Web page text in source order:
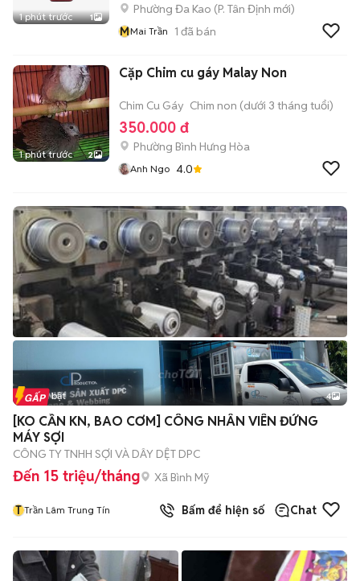
1 phút trước 1
Phường Đa Kao (P. Tân Định mới)
MMai Trần 1 đã bán
1 phút trước 2
Cặp Chim cu gáy Malay Non
Chim Cu Gáy Chim non (dưới 3 tháng tuổi)
350.000 đ
Phường Bình Hưng Hòa
Anh Ngo 4.0
Tin nổi bật 4
[KO CẦN KN, BAO CƠM] CÔNG NHÂN VIÊN ĐỨNG
MÁY SỢI
CÔNG TY TNHH SỢI VÀ DÂY DỆT DPC
Đến 15 triệu/tháng Xã Bình Mỹ
T Trần Lâm Trung Tín Bấm để hiện số Chat